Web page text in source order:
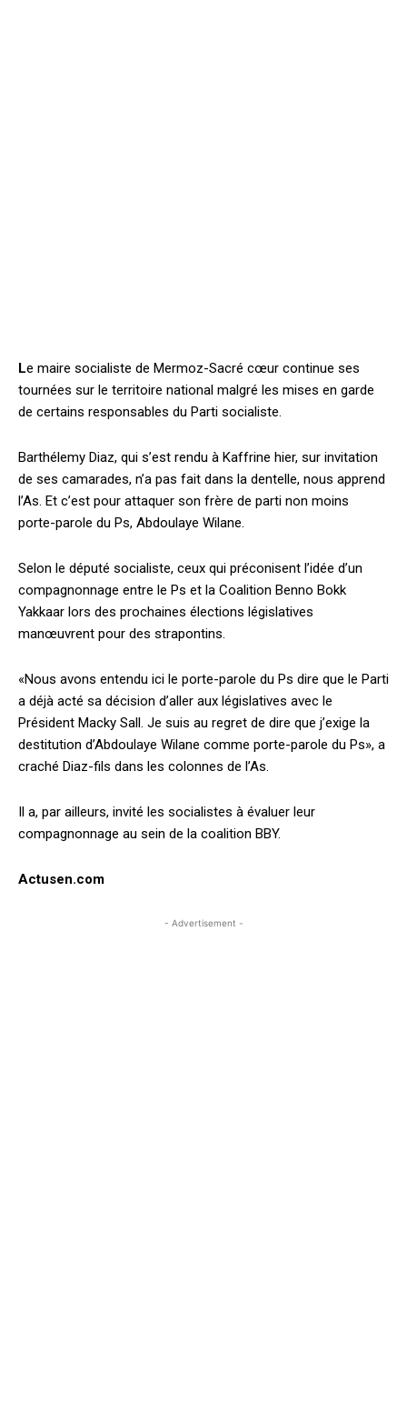
Le maire socialiste de Mermoz-Sacré cœur continue ses
tournées sur le territoire national malgré les mises en garde
de certains responsables du Parti socialiste.
Barthélemy Diaz, qui s’est rendu à Kaffrine hier, sur invitation
de ses camarades, n’a pas fait dans la dentelle, nous apprend
l’As. Et c’est pour attaquer son frère de parti non moins
porte-parole du Ps, Abdoulaye Wilane.
Selon le député socialiste, ceux qui préconisent l’idée d’un
compagnonnage entre le Ps et la Coalition Benno Bokk
Yakkaar lors des prochaines élections législatives
manœuvrent pour des strapontins.
«Nous avons entendu ici le porte-parole du Ps dire que le Parti
a déjà acté sa décision d’aller aux législatives avec le
Président Macky Sall. Je suis au regret de dire que j’exige la
destitution d’Abdoulaye Wilane comme porte-parole du Ps», a
craché Diaz-fils dans les colonnes de l’As.
Il a, par ailleurs, invité les socialistes à évaluer leur
compagnonnage au sein de la coalition BBY.
Actusen.com
- Advertisement -